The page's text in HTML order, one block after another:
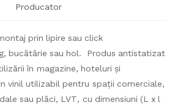
Producator
prin lipire sau click
bucătărie sau hol. Produs antistatizat
în magazine, hoteluri și
vinil utilizabil pentru spații comerciale,
sau plăci, LVT, cu dimensiuni (L x l